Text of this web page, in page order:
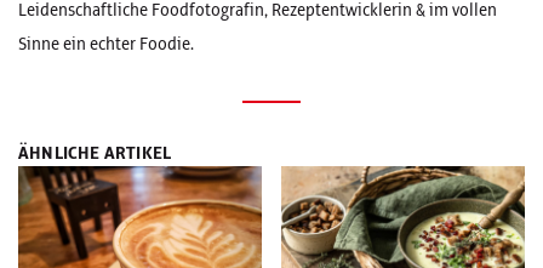
Leidenschaftliche Foodfotografin, Rezeptentwicklerin & im vollen
Sinne ein echter Foodie.
ÄHNLICHE ARTIKEL